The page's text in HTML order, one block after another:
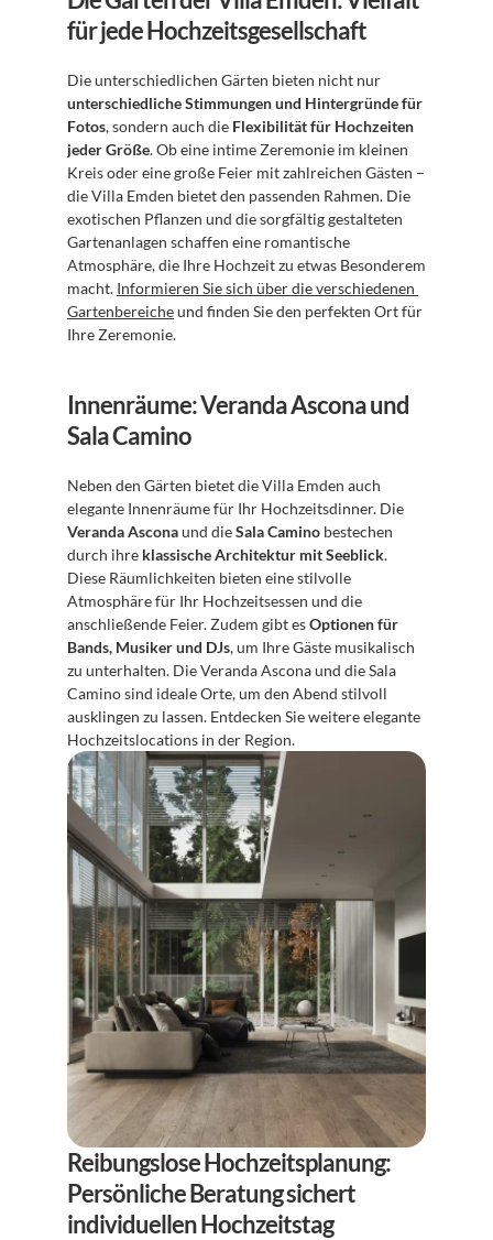
für jede Hochzeitsgesellschaft
unterschiedliche Stimmungen und Hintergründe für
Fotos, sondern auch die Flexibilität für Hochzeiten
jeder Größe. Ob eine intime Zeremonie im kleinen
Kreis oder eine große Feier mit zahlreichen Gästen –
die Villa Emden bietet den passenden Rahmen. Die
exotischen Pflanzen und die sorgfältig gestalteten
Gartenanlagen schaffen eine romantische
Atmosphäre, die Ihre Hochzeit zu etwas Besonderem
macht. Informieren Sie sich über die verschiedenen
Gartenbereiche und finden Sie den perfekten Ort für
Ihre Zeremonie.
Innenräume: Veranda Ascona und
Sala Camino
Neben den Gärten bietet die Villa Emden auch
Veranda Ascona und die Sala Camino bestechen
durch ihre klassische Architektur mit Seeblick.
Diese Räumlichkeiten bieten eine stilvolle
Atmosphäre für Ihr Hochzeitsessen und die
anschließende Feier. Zudem gibt es Optionen für
Bands, Musiker und DJs, um Ihre Gäste musikalisch
zu unterhalten. Die Veranda Ascona und die Sala
Camino sind ideale Orte, um den Abend stilvoll
ausklingen zu lassen. Entdecken Sie weitere elegante
Hochzeitslocations in der Region.
Reibungslose Hochzeitsplanung:
Persönliche Beratung sichert
individuellen Hochzeitstag